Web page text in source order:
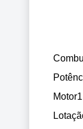
Motor